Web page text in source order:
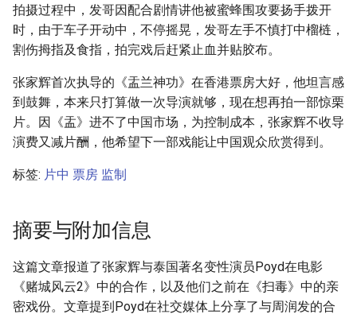
拍摄过程中，发哥因配合剧情讲他被蜜蜂围攻要扬手拨开
时，由于车子开动中，不停摇晃，发哥左手不慎打中榴梿，
割伤拇指及食指，拍完戏后赶紧止血并贴胶布。
张家辉首次执导的《盂兰神功》在香港票房大好，他坦言感
到鼓舞，本来只打算做一次导演就够，现在想再拍一部惊栗
片。因《盂》进不了中国市场，为控制成本，张家辉不收导
演费又减片酬，他希望下一部戏能让中国观众欣赏得到。
标签: 片中 票房 监制
摘要与附加信息
这篇文章报道了张家辉与泰国著名变性演员Poyd在电影
《赌城风云2》中的合作，以及他们之前在《扫毒》中的亲
密戏份。文章提到Poyd在社交媒体上分享了与周润发的合